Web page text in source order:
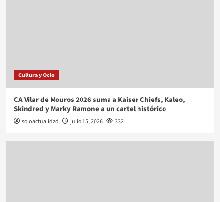
Cultura y Ocio
CA Vilar de Mouros 2026 suma a Kaiser Chiefs, Kaleo,
Skindred y Marky Ramone a un cartel histórico
soloactualidad julio 15, 2026 332